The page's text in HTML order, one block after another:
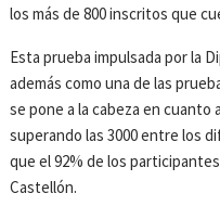
los más de 800 inscritos que
Esta prueba impulsada por la
además como una de las
se pone a la cabeza en cuanto
superando las 3000 entre los
que el 92% de los
Castellón.